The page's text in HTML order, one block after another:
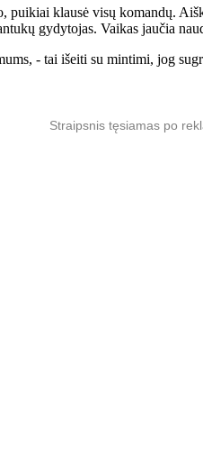
puikiai klausė visų komandų.
gydytojas. Vaikas jaučia
- tai išeiti su mintimi, jog
Straipsnis tęsiamas po